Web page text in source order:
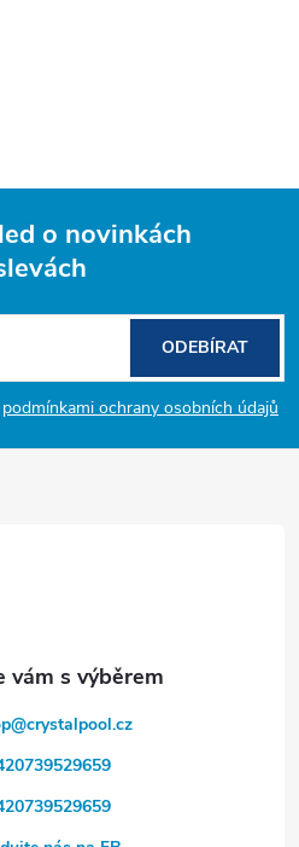
o novinkách
podmínkami ochrany osobních údajů
ODEBÍRAT
@crystalpool.cz